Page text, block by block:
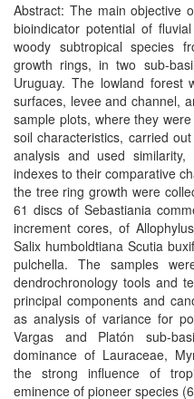
Abstract: The main objective
bioindicator potential of
woody subtropical species
growth rings, in two sub-
Uruguay. The lowland forest
surfaces, levee and channel,
sample plots, where they
soil characteristics, carried
analysis and used
indexes to their comparative
the tree ring growth were
61 discs of Sebastiania
increment cores, of
Salix humboldtiana Scutia
pulchella. The samples
dendrochronology tools and
principal components and
as analysis of variance for
Vargas and Platón sub-
dominance of Lauraceae,
the strong influence of
eminence of pioneer species